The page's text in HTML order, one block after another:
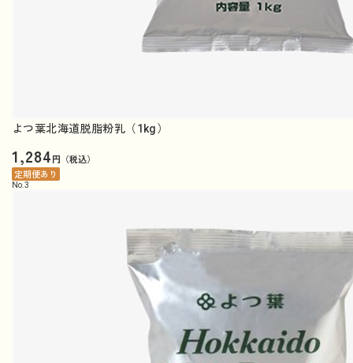
よつ葉北海道脱脂粉乳（1kg）
1,284円（税込）
定期便あり
No. 3